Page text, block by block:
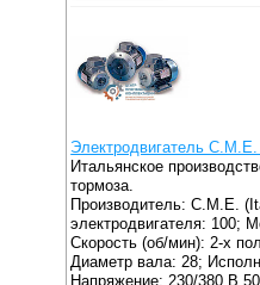
Электродвигатель
Итальянское
тормоза.
Производитель: C.M.E.
электродвигателя: 100;
Скорость (об/мин): 2-х
Диаметр вала: 28;
Напряжение: 230/380 В